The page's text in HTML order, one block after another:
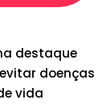
destaque
doenças
vida